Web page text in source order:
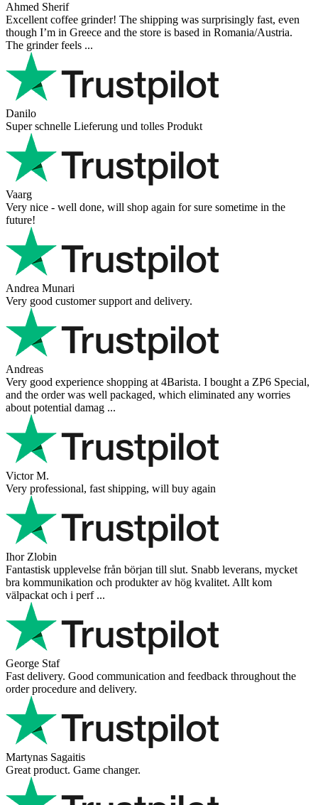
Ahmed Sherif
Excellent coffee grinder! The shipping was surprisingly fast, even
though I’m in Greece and the store is based in Romania/Austria.
The grinder feels ...
Danilo
Super schnelle Lieferung und tolles Produkt
Vaarg
Very nice - well done, will shop again for sure sometime in the
future!
Andrea Munari
Very good customer support and delivery.
Andreas
Very good experience shopping at 4Barista. I bought a ZP6 Special,
and the order was well packaged, which eliminated any worries
about potential damag ...
Victor M.
Very professional, fast shipping, will buy again
Ihor Zlobin
Fantastisk upplevelse från början till slut. Snabb leverans, mycket
bra kommunikation och produkter av hög kvalitet. Allt kom
välpackat och i perf ...
George Staf
Fast delivery. Good communication and feedback throughout the
order procedure and delivery.
Martynas Sagaitis
Great product. Game changer.